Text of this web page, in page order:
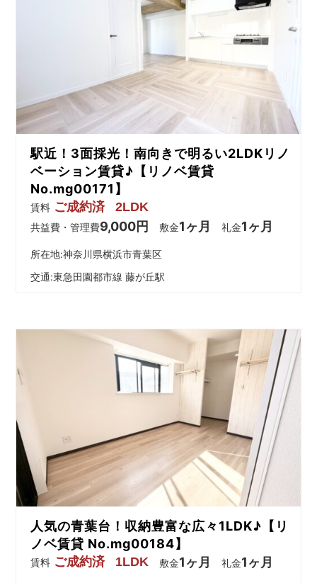
駅近！3面採光！南向きで明るい2LDKリノ
ベーション賃貸♪【リノベ賃貸
No.mg00171】
賃料 ご成約済 2LDK
共益費・管理費9,000円 敷金1ヶ月 礼金1ヶ月
所在地:神奈川県横浜市青葉区
交通:東急田園都市線 藤が丘駅
人気の青葉台！収納豊富な広々1LDK♪【リ
ノベ賃貸 No.mg00184】
賃料 ご成約済 1LDK 敷金1ヶ月 礼金1ヶ月